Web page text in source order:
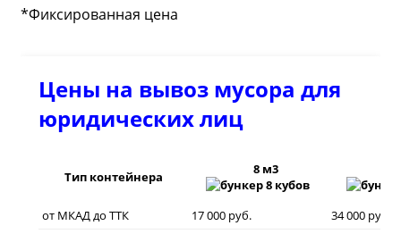
*Фиксированная цена
Цены на вывоз мусора для
юридических лиц
Тип контейнера 8 м3
от МКАД до ТТК 17 000 руб.
34 000 руб.